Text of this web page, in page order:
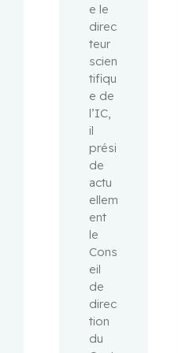
e le
direc
teur
scien
tifiqu
e de
l’IC,
il
prési
de
actu
ellem
ent
le
Cons
eil
de
direc
tion
du